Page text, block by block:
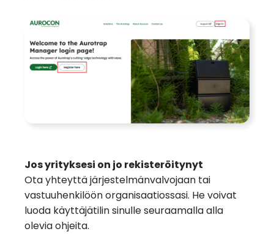
Jos yrityksesi on jo rekisteröitynyt
Ota yhteyttä järjestelmänvalvojaan tai
vastuuhenkilöön organisaatiossasi. He voivat
luoda käyttäjätilin sinulle seuraamalla alla
olevia ohjeita.